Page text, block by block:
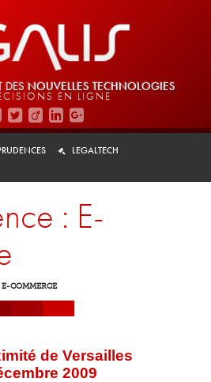
DES NOUVELLES TECHNOLOGIES
EN LIGNE
LEGALTECH
: E-
E-COMMERCE
de Versailles
2009